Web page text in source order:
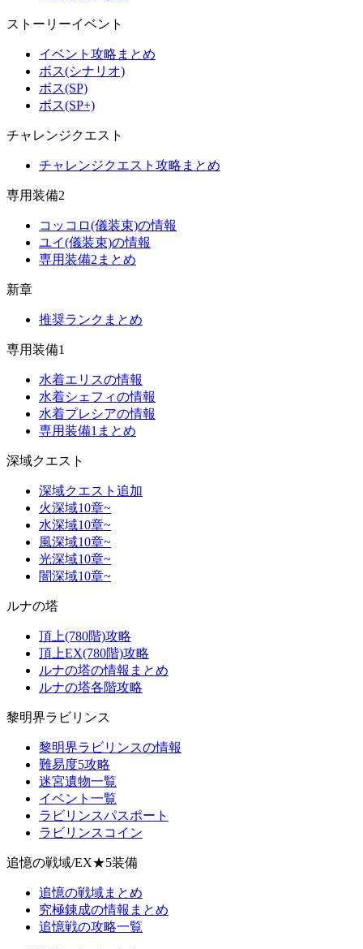
ストーリーイベント
イベント攻略まとめ
ボス(シナリオ)
ボス(SP)
ボス(SP+)
チャレンジクエスト
チャレンジクエスト攻略まとめ
専用装備2
コッコロ(儀装束)の情報
ユイ(儀装束)の情報
専用装備2まとめ
新章
推奨ランクまとめ
専用装備1
水着エリスの情報
水着シェフィの情報
水着プレシアの情報
専用装備1まとめ
深域クエスト
深域クエスト追加
火深域10章~
水深域10章~
風深域10章~
光深域10章~
闇深域10章~
ルナの塔
頂上(780階)攻略
頂上EX(780階)攻略
ルナの塔の情報まとめ
ルナの塔各階攻略
黎明界ラビリンス
黎明界ラビリンスの情報
難易度5攻略
迷宮遺物一覧
イベント一覧
ラビリンスパスポート
ラビリンスコイン
追憶の戦域/EX★5装備
追憶の戦域まとめ
究極錬成の情報まとめ
追憶戦の攻略一覧